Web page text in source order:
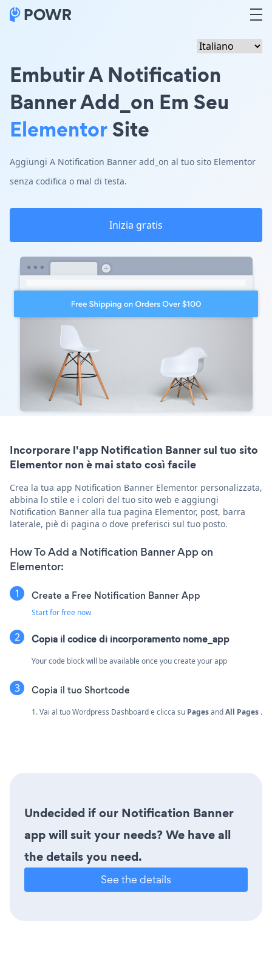
Embutir A Notification
Banner Add_on Em Seu
ElementorSite
Aggiungi A Notification Banner add_on al tuo sito Elementor
senza codifica o mal di testa.
Inizia gratis
Incorporare l'app Notification Banner sul tuo sito
Elementor non è mai stato così facile
Crea la tua app Notification Banner Elementor personalizzata,
abbina lo stile e i colori del tuo sito web e aggiungi
Notification Banner alla tua pagina Elementor, post, barra
laterale, piè di pagina o dove preferisci sul tuo posto.
How To Add a Notification Banner App on
Elementor:
Create a Free Notification Banner App
Start for free now
Copia il codice di incorporamento nome_app
Your code block will be available once you create your app
Copia il tuo Shortcode
1. Vai al tuo Wordpress Dashboard e clicca su PagesandAll Pages .
Undecided if our Notification Banner
app will suit your needs? We have all
the details you need.
See the details